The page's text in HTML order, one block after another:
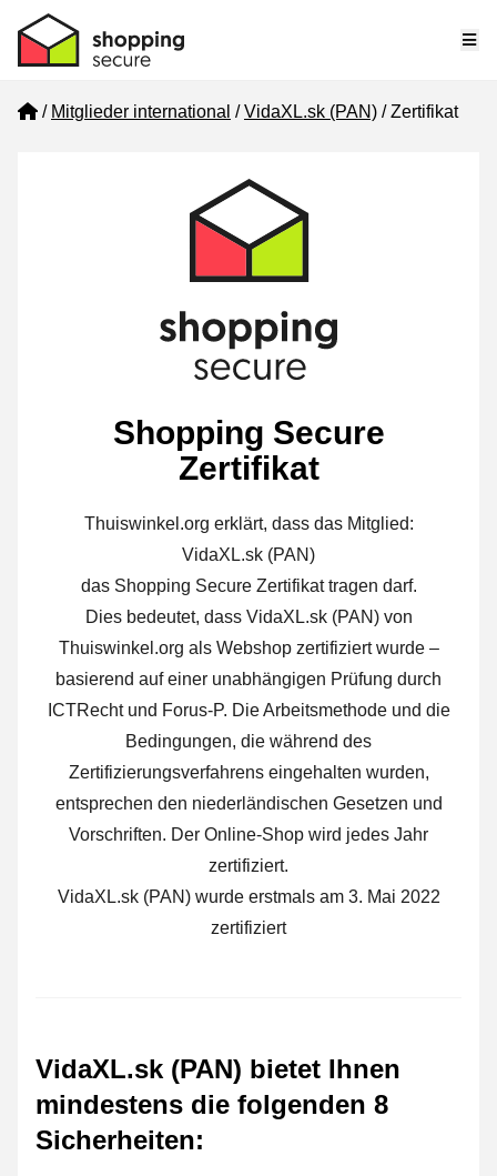
Home
Mitglieder international VidaXL.sk (PAN) Zertifikat
Shopping Secure
Zertifikat
Thuiswinkel.org erklärt, dass das Mitglied:
VidaXL.sk (PAN)
das Shopping Secure Zertifikat tragen darf.
Dies bedeutet, dass VidaXL.sk (PAN) von
Thuiswinkel.org als Webshop zertifiziert wurde –
basierend auf einer unabhängigen Prüfung durch
ICTRecht und Forus-P. Die Arbeitsmethode und die
Bedingungen, die während des
Zertifizierungsverfahrens eingehalten wurden,
entsprechen den niederländischen Gesetzen und
Vorschriften. Der Online-Shop wird jedes Jahr
zertifiziert.
VidaXL.sk (PAN) wurde erstmals am 3. Mai 2022
zertifiziert
VidaXL.sk (PAN) bietet Ihnen
mindestens die folgenden 8
Sicherheiten: